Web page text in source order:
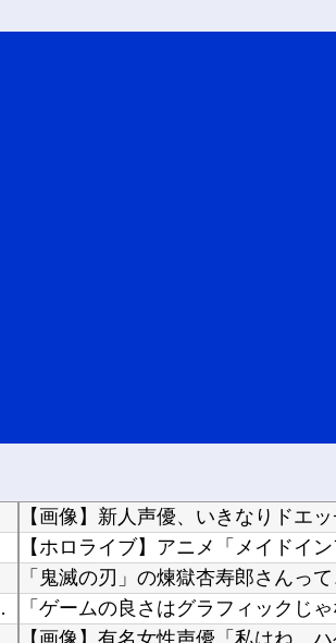
ｗｗｗｗｗ
【画像】新人声優、いきなりドエ
【画像】有名女性声優「私はね、